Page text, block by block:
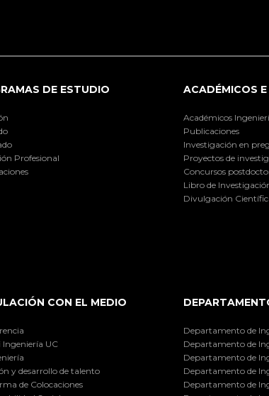
DE ESTUDIO
Profesional
ACADÉMICOS
Académicos
Publicaciones
Investigación en
Proyectos de
Concursos
Libro de
Divulgación
CON EL MEDIO
UC
y desarrollo de talento
de Colocaciones
Departamento de
Departamento de
Departamento de
Departamento de
Departamento de